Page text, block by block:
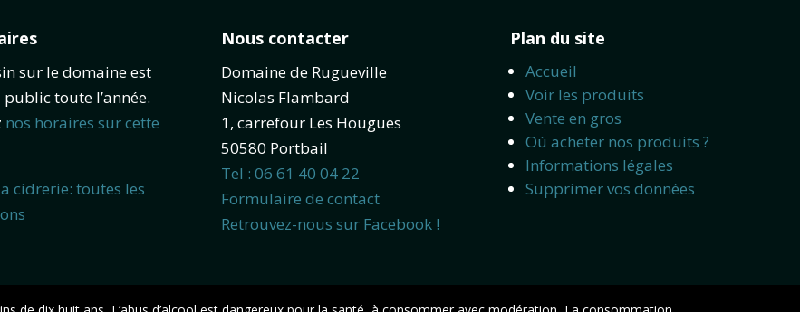
sur le domaine est
toute l’année.
nos horaires sur cette
cidrerie: toutes les
Nous contacter
Domaine de Rugueville
Nicolas Flambard
1, carrefour Les Hougues
50580 Portbail
Tel : 06 61 40 04 22
Formulaire de contact
Retrouvez-nous sur Facebook !
Plan du site
Accueil
Voir les produits
Vente en gros
Où acheter nos produits ?
Informations légales
Supprimer vos données